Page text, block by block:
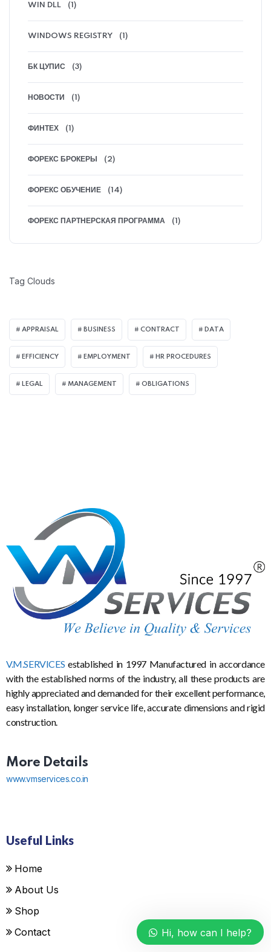
WIN DLL (1)
WINDOWS REGISTRY (1)
БК ЦУПИС (3)
НОВОСТИ (1)
ФИНТЕХ (1)
ФОРЕКС БРОКЕРЫ (2)
ФОРЕКС ОБУЧЕНИЕ (14)
ФОРЕКС ПАРТНЕРСКАЯ ПРОГРАММА (1)
Tag Clouds
APPRAISAL BUSINESS CONTRACT DATA
EFFICIENCY EMPLOYMENT HR PROCEDURES
LEGAL MANAGEMENT OBLIGATIONS
V.M.SERVICES established in 1997 Manufactured in accordance
with the established norms of the industry, all these products are
highly appreciated and demanded for their excellent performance,
easy installation, longer service life, accurate dimensions and rigid
construction.
More Details
www.vmservices.co.in
Useful Links
Home
About Us
Shop
Contact
Hi, how can I help?